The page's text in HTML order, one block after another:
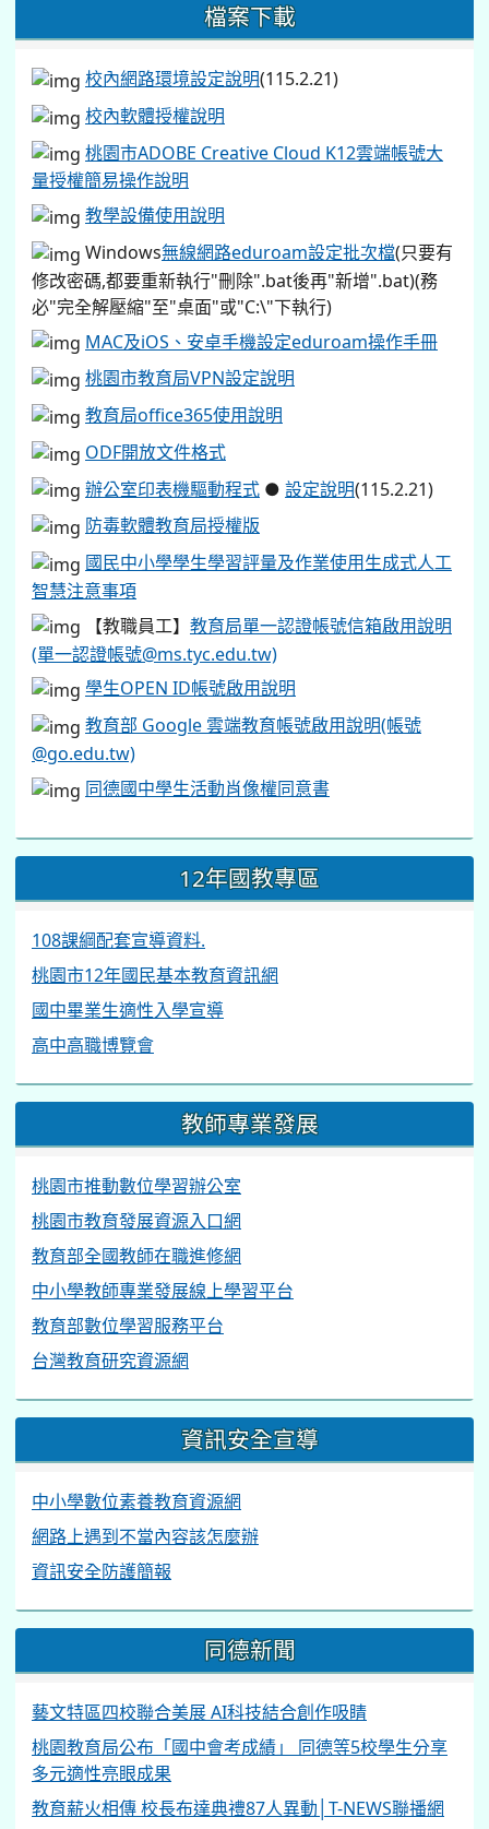
檔案下載
校內網路環境設定說明(115.2.21)
校內軟體授權說明
桃園市ADOBE Creative Cloud K12雲端帳號大
量授權簡易操作說明
教學設備使用說明
Windows無線網路eduroam設定批次檔(只要有
修改密碼,都要重新執行"刪除".bat後再"新增".bat)(務
必"完全解壓縮"至"桌面"或"C:\"下執行)
MAC及iOS、安卓手機設定eduroam操作手冊
桃園市教育局VPN設定說明
教育局office365使用說明
ODF開放文件格式
辦公室印表機驅動程式 ● 設定說明(115.2.21)
防毒軟體教育局授權版
國民中小學學生學習評量及作業使用生成式人工
智慧注意事項
【教職員工】 教育局單一認證帳號信箱啟用說明
(單一認證帳號@ms.tyc.edu.tw)
學生OPEN ID帳號啟用說明
教育部 Google 雲端教育帳號啟用說明(帳號
@go.edu.tw)
同德國中學生活動肖像權同意書
12年國教專區
108課綱配套宣導資料.
桃園市12年國民基本教育資訊網
國中畢業生適性入學宣導
高中高職博覽會
教師專業發展
桃園市推動數位學習辦公室
桃園市教育發展資源入口網
教育部全國教師在職進修網
中小學教師專業發展線上學習平台
教育部數位學習服務平台
台灣教育研究資源網
資訊安全宣導
中小學數位素養教育資源網
網路上遇到不當內容該怎麼辦
資訊安全防護簡報
同德新聞
藝文特區四校聯合美展 AI科技結合創作吸睛
桃園教育局公布「國中會考成績」 同德等5校學生分享
多元適性亮眼成果
教育薪火相傳 校長布達典禮87人異動│T-NEWS聯播網